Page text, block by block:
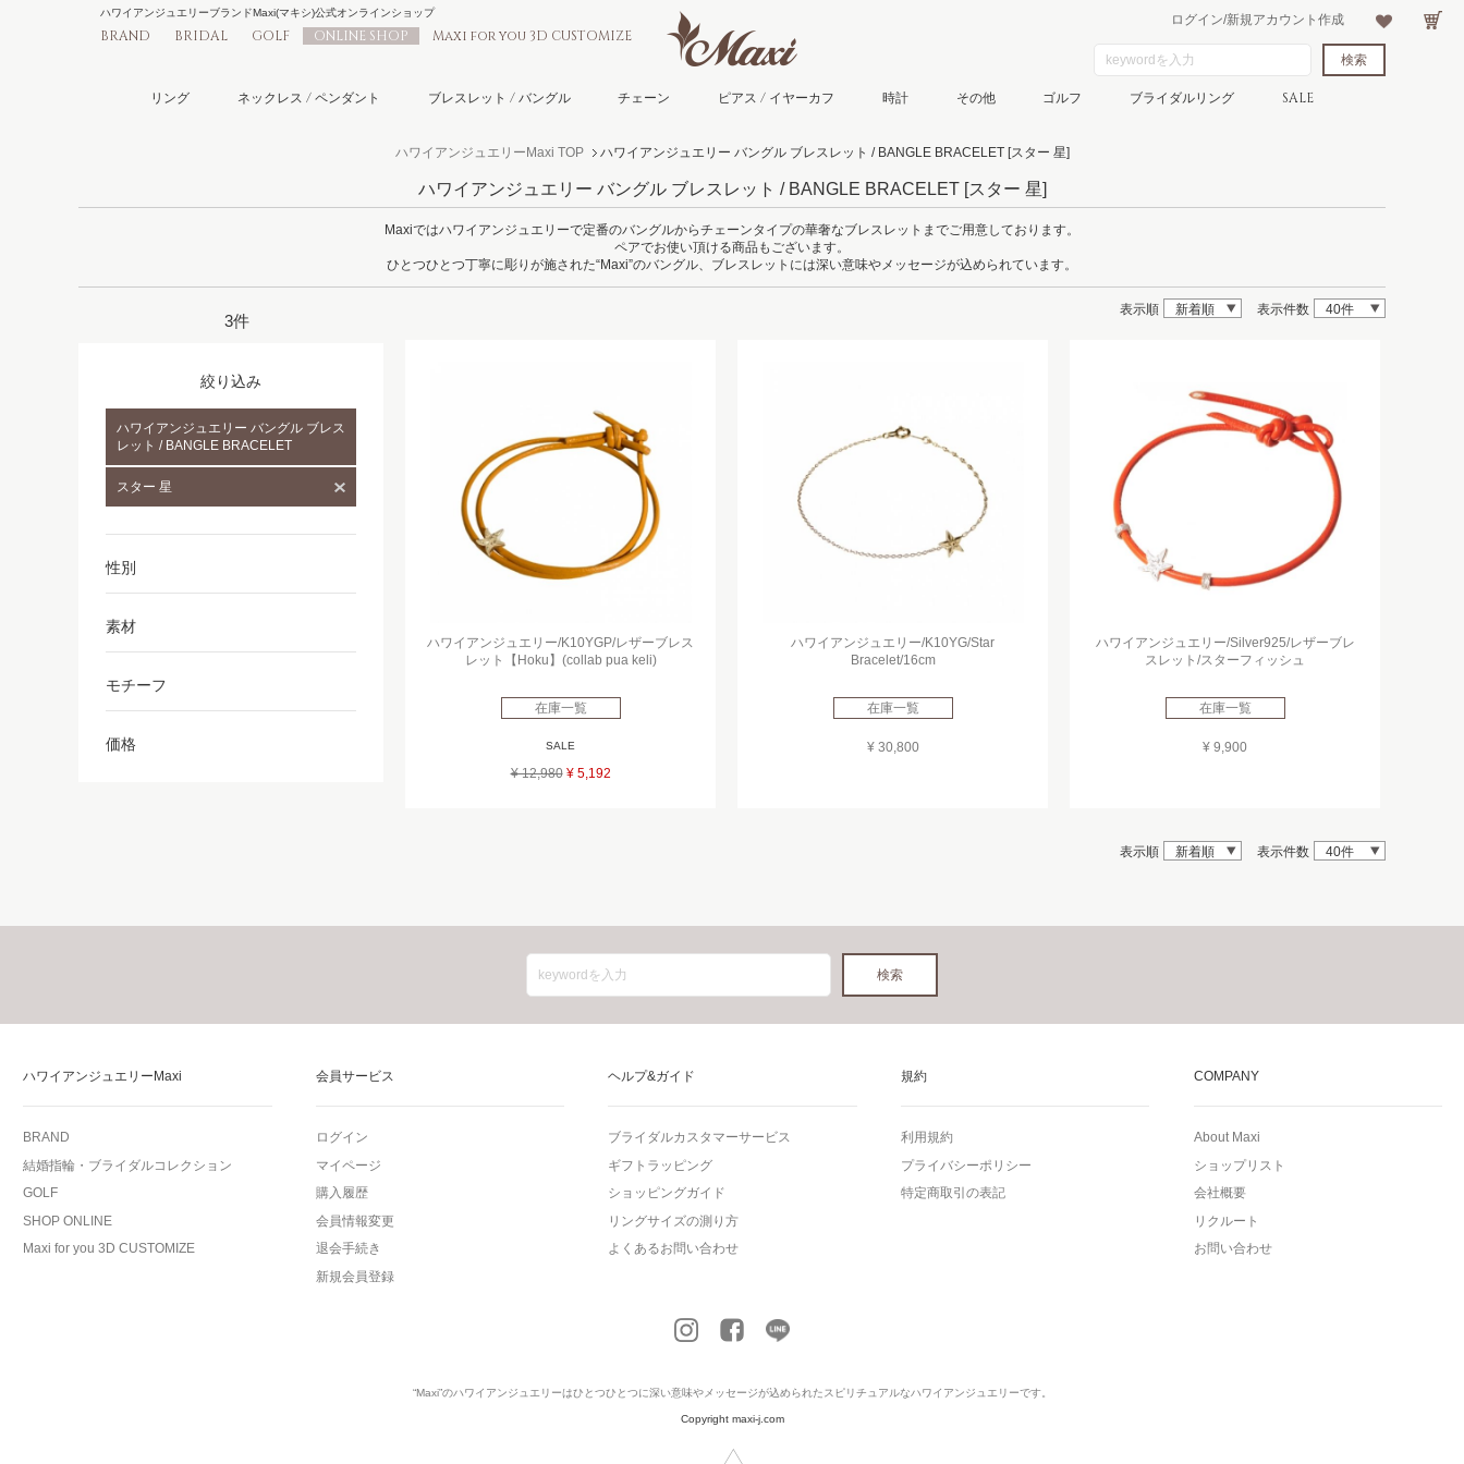
BRAND BRIDAL GOLF ONLINE SHOP Maxi for you 3D CUSTOMIZE
ハワイアンジュエリーブランドMaxi(マキシ)公式オンラインショップ
リング ネックレス / ペンダント ブレスレット / バングル チェーン ピアス / イヤーカフ 時計 その他 ゴルフ ブライダルリング SALE
ハワイアンジュエリーMaxi TOP ハワイアンジュエリー バングル ブレスレット / BANGLE BRACELET [スター 星]
ハワイアンジュエリー バングル ブレスレット / BANGLE BRACELET [スター 星]
Maxiではハワイアンジュエリーで定番のバングルからチェーンタイプの華奢なブレスレットまでご用意しております。
ペアでお使い頂ける商品もございます。
ひとつひとつ丁寧に彫りが施された“Maxi”のバングル、ブレスレットには深い意味やメッセージが込められています。
表示順 新着順 表示件数 40件
ハワイアンジュエリー/K10YGP/レザーブレス
レット【Hoku】(collab pua keli)
在庫一覧
SALE
¥ 12,980 ¥ 5,192
ハワイアンジュエリー/K10YG/Star
Bracelet/16cm
在庫一覧
¥ 30,800
ハワイアンジュエリー/Silver925/レザーブレ
スレット/スターフィッシュ
在庫一覧
¥ 9,900
表示順 新着順 表示件数 40件
3件
絞り込み
ハワイアンジュエリー バングル ブレス
レット / BANGLE BRACELET
スター 星
性別
素材
モチーフ
価格
ハワイアンジュエリーMaxi
BRAND
結婚指輪・ブライダルコレクション
GOLF
SHOP ONLINE
Maxi for you 3D CUSTOMIZE
会員サービス
ログイン
マイページ
購入履歴
会員情報変更
退会手続き
新規会員登録
ヘルプ&ガイド
ブライダルカスタマーサービス
ギフトラッピング
ショッピングガイド
リングサイズの測り方
よくあるお問い合わせ
規約
利用規約
プライバシーポリシー
特定商取引の表記
COMPANY
About Maxi
ショップリスト
会社概要
リクルート
お問い合わせ
“Maxi”のハワイアンジュエリーはひとつひとつに深い意味やメッセージが込められたスピリチュアルなハワイアンジュエリーです。
Copyright maxi-j.com
ログイン/新規アカウント作成